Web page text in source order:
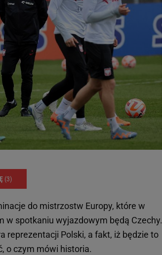
(3)
do mistrzostw Europy, które w
w spotkaniu wyjazdowym będą Czechy.
reprezentacji Polski, a fakt, iż będzie to
o czym mówi historia.